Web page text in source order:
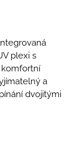
plexi s
komfortní
a
dvojitými